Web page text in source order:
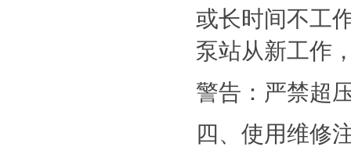
或长时间不工
泵站从新工作
警告：严禁超
四、使用维修